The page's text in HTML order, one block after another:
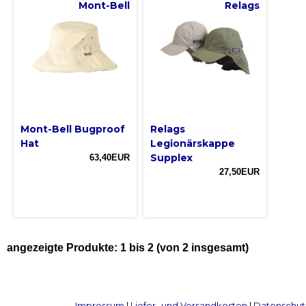
Mont-Bell
Mont-Bell Bugproof
Hat
63,40EUR
Relags
Relags
Legionärskappe
Supplex
27,50EUR
angezeigte Produkte: 1 bis 2 (von 2 insgesamt)